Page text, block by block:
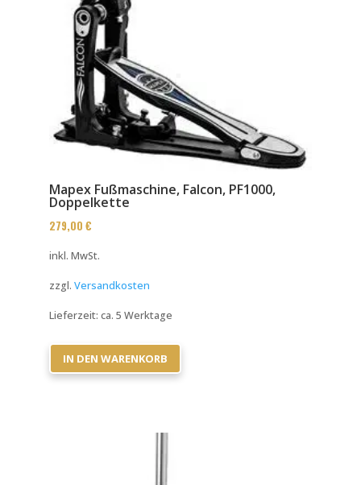
Mapex Fußmaschine, Falcon, PF1000,
Doppelkette
279,00 €
inkl. MwSt.
zzgl. Versandkosten
Lieferzeit: ca. 5 Werktage
IN DEN WARENKORB